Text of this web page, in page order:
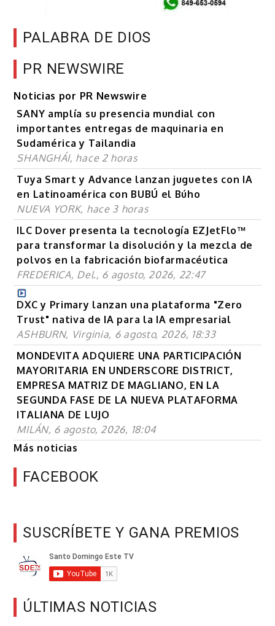
PALABRA DE DIOS
PR NEWSWIRE
Noticias por PR Newswire
SANY amplía su presencia mundial con
importantes entregas de maquinaria en
Sudamérica y Tailandia
SHANGHÁI, hace 2 horas
Tuya Smart y Advance lanzan juguetes con IA
en Latinoamérica con BUBÚ el Búho
NUEVA YORK, hace 3 horas
ILC Dover presenta la tecnología EZJetFlo™
para transformar la disolución y la mezcla de
polvos en la fabricación biofarmacéutica
FREDERICA, Del., 6 agosto, 2026, 22:47
DXC y Primary lanzan una plataforma "Zero
Trust" nativa de IA para la IA empresarial
ASHBURN, Virginia, 6 agosto, 2026, 18:33
MONDEVITA ADQUIERE UNA PARTICIPACIÓN
MAYORITARIA EN UNDERSCORE DISTRICT,
EMPRESA MATRIZ DE MAGLIANO, EN LA
SEGUNDA FASE DE LA NUEVA PLATAFORMA
ITALIANA DE LUJO
MILÁN, 6 agosto, 2026, 18:04
Más noticias
FACEBOOK
SUSCRÍBETE Y GANA PREMIOS
ÚLTIMAS NOTICIAS